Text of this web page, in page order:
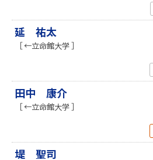
延 祐太
［ ←⽴命館⼤学 ］
田中 康介
［ ←立命館大学 ］
堤 聖司